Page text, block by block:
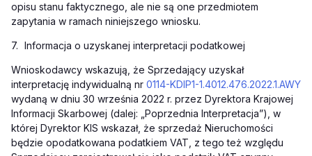
opisu stanu faktycznego, ale nie są one przedmiotem
zapytania w ramach niniejszego wniosku.
7. Informacja o uzyskanej interpretacji podatkowej
Wnioskodawcy wskazują, że Sprzedający uzyskał
interpretację indywidualną nr 0114-KDIP1-1.4012.476.2022.1.AWY
wydaną w dniu 30 września 2022 r. przez Dyrektora Krajowej
Informacji Skarbowej (dalej: „Poprzednia Interpretacja”), w
której Dyrektor KIS wskazał, że sprzedaż Nieruchomości
będzie opodatkowana podatkiem VAT, z tego też względu